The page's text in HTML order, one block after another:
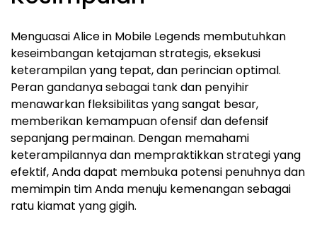
Menguasai Alice in Mobile Legends membutuhkan
keseimbangan ketajaman strategis, eksekusi
keterampilan yang tepat, dan perincian optimal.
Peran gandanya sebagai tank dan penyihir
menawarkan fleksibilitas yang sangat besar,
memberikan kemampuan ofensif dan defensif
sepanjang permainan. Dengan memahami
keterampilannya dan mempraktikkan strategi yang
efektif, Anda dapat membuka potensi penuhnya dan
memimpin tim Anda menuju kemenangan sebagai
ratu kiamat yang gigih.